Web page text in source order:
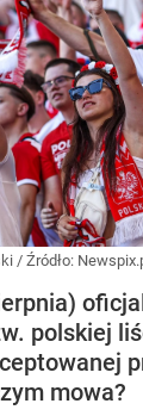
/ Źródło:
polskiej
mowa?